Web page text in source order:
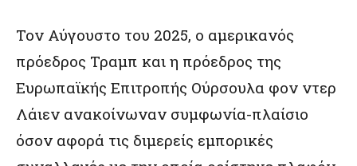
Τον Αύγουστο του 2025, ο αμερικανός
πρόεδρος Τραμπ και η πρόεδρος της
Ευρωπαϊκής Επιτροπής Ούρσουλα φον ντερ
Λάιεν ανακοίνωναν συμφωνία-πλαίσιο
όσον αφορά τις διμερείς εμπορικές